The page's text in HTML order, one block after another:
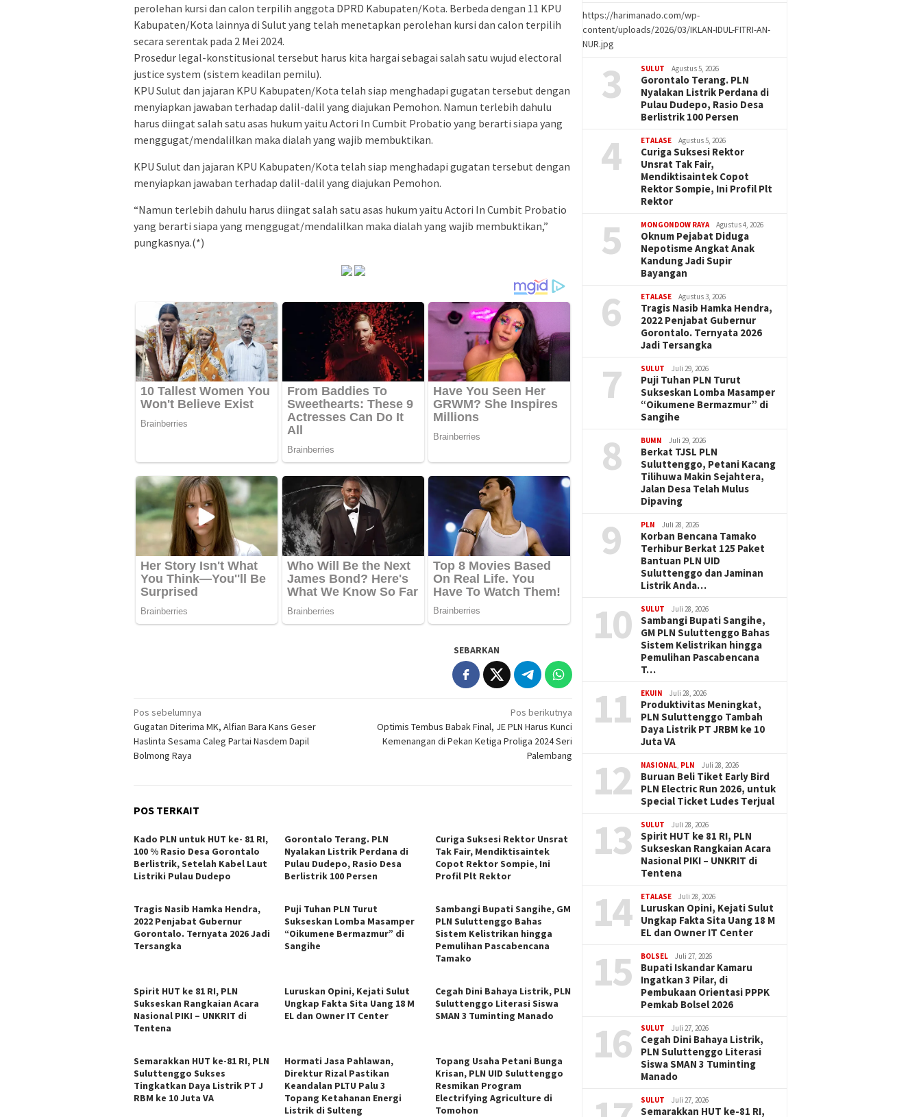
perolehan kursi dan calon terpilih anggota DPRD Kabupaten/Kota. Berbeda dengan 11 KPU
Kabupaten/Kota lainnya di Sulut yang telah menetapkan perolehan kursi dan calon terpilih
secara serentak pada 2 Mei 2024.
Prosedur legal-konstitusional tersebut harus kita hargai sebagai salah satu wujud electoral
justice system (sistem keadilan pemilu).
KPU Sulut dan jajaran KPU Kabupaten/Kota telah siap menghadapi gugatan tersebut dengan
menyiapkan jawaban terhadap dalil-dalil yang diajukan Pemohon. Namun terlebih dahulu
harus diingat salah satu asas hukum yaitu Actori In Cumbit Probatio yang berarti siapa yang
menggugat/mendalilkan maka dialah yang wajib membuktikan.
KPU Sulut dan jajaran KPU Kabupaten/Kota telah siap menghadapi gugatan tersebut dengan
menyiapkan jawaban terhadap dalil-dalil yang diajukan Pemohon.
“Namun terlebih dahulu harus diingat salah satu asas hukum yaitu Actori In Cumbit Probatio
yang berarti siapa yang menggugat/mendalilkan maka dialah yang wajib membuktikan,”
pungkasnya.(*)
SEBARKAN
Navigasi
pos
Pos sebelumnya
Gugatan Diterima MK, Alfian Bara Kans Geser
Haslinta Sesama Caleg Partai Nasdem Dapil
Bolmong Raya
Pos berikutnya
Optimis Tembus Babak Final, JE PLN Harus Kunci
Kemenangan di Pekan Ketiga Proliga 2024 Seri
Palembang
POS TERKAIT
Kado PLN untuk HUT ke- 81 RI,
100 % Rasio Desa Gorontalo
Berlistrik, Setelah Kabel Laut
Listriki Pulau Dudepo
Gorontalo Terang. PLN
Nyalakan Listrik Perdana di
Pulau Dudepo, Rasio Desa
Berlistrik 100 Persen
Curiga Suksesi Rektor Unsrat
Tak Fair, Mendiktisaintek
Copot Rektor Sompie, Ini
Profil Plt Rektor
Tragis Nasib Hamka Hendra,
2022 Penjabat Gubernur
Gorontalo. Ternyata 2026 Jadi
Tersangka
Puji Tuhan PLN Turut
Sukseskan Lomba Masamper
“Oikumene Bermazmur” di
Sangihe
Sambangi Bupati Sangihe, GM
PLN Suluttenggo Bahas
Sistem Kelistrikan hingga
Pemulihan Pascabencana
Tamako
Spirit HUT ke 81 RI, PLN
Sukseskan Rangkaian Acara
Nasional PIKI – UNKRIT di
Tentena
Luruskan Opini, Kejati Sulut
Ungkap Fakta Sita Uang 18 M
EL dan Owner IT Center
Cegah Dini Bahaya Listrik, PLN
Suluttenggo Literasi Siswa
SMAN 3 Tuminting Manado
Semarakkan HUT ke-81 RI, PLN
Suluttenggo Sukses
Tingkatkan Daya Listrik PT J
RBM ke 10 Juta VA
Hormati Jasa Pahlawan,
Direktur Rizal Pastikan
Keandalan PLTU Palu 3
Topang Ketahanan Energi
Listrik di Sulteng
Topang Usaha Petani Bunga
Krisan, PLN UID Suluttenggo
Resmikan Program
Electrifying Agriculture di
Tomohon
https://harimanado.com/wp-
content/uploads/2026/03/IKLAN-IDUL-FITRI-AN-
NUR.jpg
3 SULUT Agustus 5, 2026
Gorontalo Terang. PLN
Nyalakan Listrik Perdana di
Pulau Dudepo, Rasio Desa
Berlistrik 100 Persen
4 ETALASE Agustus 5, 2026
Curiga Suksesi Rektor
Unsrat Tak Fair,
Mendiktisaintek Copot
Rektor Sompie, Ini Profil Plt
Rektor
5 MONGONDOW RAYA Agustus 4, 2026
Oknum Pejabat Diduga
Nepotisme Angkat Anak
Kandung Jadi Supir
Bayangan
6 ETALASE Agustus 3, 2026
Tragis Nasib Hamka Hendra,
2022 Penjabat Gubernur
Gorontalo. Ternyata 2026
Jadi Tersangka
7 SULUT Juli 29, 2026
Puji Tuhan PLN Turut
Sukseskan Lomba Masamper
“Oikumene Bermazmur” di
Sangihe
8 BUMN Juli 29, 2026
Berkat TJSL PLN
Suluttenggo, Petani Kacang
Tilihuwa Makin Sejahtera,
Jalan Desa Telah Mulus
Dipaving
9 PLN Juli 28, 2026
Korban Bencana Tamako
Terhibur Berkat 125 Paket
Bantuan PLN UID
Suluttenggo dan Jaminan
Listrik Anda…
10 SULUT Juli 28, 2026
Sambangi Bupati Sangihe,
GM PLN Suluttenggo Bahas
Sistem Kelistrikan hingga
Pemulihan Pascabencana
T…
11 EKUIN Juli 28, 2026
Produktivitas Meningkat,
PLN Suluttenggo Tambah
Daya Listrik PT JRBM ke 10
Juta VA
12 NASIONAL PLN Juli 28, 2026
Buruan Beli Tiket Early Bird
PLN Electric Run 2026, untuk
Special Ticket Ludes Terjual
13 SULUT Juli 28, 2026
Spirit HUT ke 81 RI, PLN
Sukseskan Rangkaian Acara
Nasional PIKI – UNKRIT di
Tentena
14 ETALASE Juli 28, 2026
Luruskan Opini, Kejati Sulut
Ungkap Fakta Sita Uang 18 M
EL dan Owner IT Center
15 BOLSEL Juli 27, 2026
Bupati Iskandar Kamaru
Ingatkan 3 Pilar, di
Pembukaan Orientasi PPPK
Pemkab Bolsel 2026
16 SULUT Juli 27, 2026
Cegah Dini Bahaya Listrik,
PLN Suluttenggo Literasi
Siswa SMAN 3 Tuminting
Manado
SULUT Juli 27, 2026
Semarakkan HUT ke-81 RI,